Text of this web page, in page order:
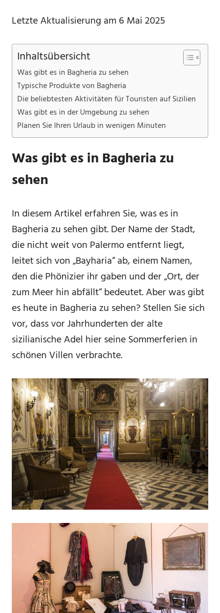
Letzte Aktualisierung am 6 Mai 2025
Inhaltsübersicht
Was gibt es in Bagheria zu sehen
Typische Produkte von Bagheria
Die beliebtesten Aktivitäten für Touristen auf Sizilien
Was gibt es in der Umgebung zu sehen
Planen Sie Ihren Urlaub in wenigen Minuten
Was gibt es in Bagheria zu
sehen
In diesem Artikel erfahren Sie, was es in
Bagheria zu sehen gibt. Der Name der Stadt,
die nicht weit von Palermo entfernt liegt,
leitet sich von „Bayharia“ ab, einem Namen,
den die Phönizier ihr gaben und der „Ort, der
zum Meer hin abfällt“ bedeutet. Aber was gibt
es heute in Bagheria zu sehen? Stellen Sie sich
vor, dass vor Jahrhunderten der alte
sizilianische Adel hier seine Sommerferien in
schönen Villen verbrachte.